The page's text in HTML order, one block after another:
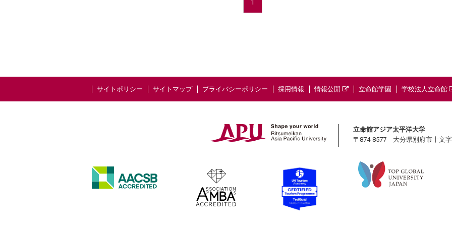
1
サイトポリシー サイトマップ プライバシーポリシー 採用情報 情報公開 立命館学園 学校法人立命館
立命館アジア太平洋大学
〒874-8577 大分県別府市十文